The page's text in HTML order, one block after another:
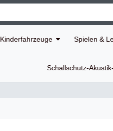
Kinderfahrzeuge Spielen &
Schallschutz-